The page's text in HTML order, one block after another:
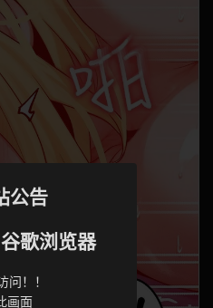
公告
歌浏览器
问！！
画面